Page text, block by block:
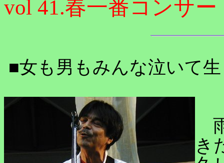
vol 41.春一番コンサ
■女も男もみんな泣いて
き